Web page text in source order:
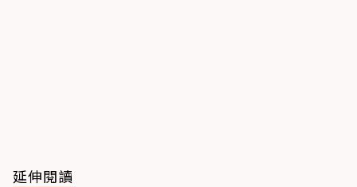
延伸閱讀